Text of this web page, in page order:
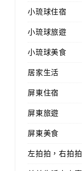
小琉球住宿
小琉球旅遊
小琉球美食
居家生活
屏東住宿
屏東旅遊
屏東美食
左拍拍，右拍拍